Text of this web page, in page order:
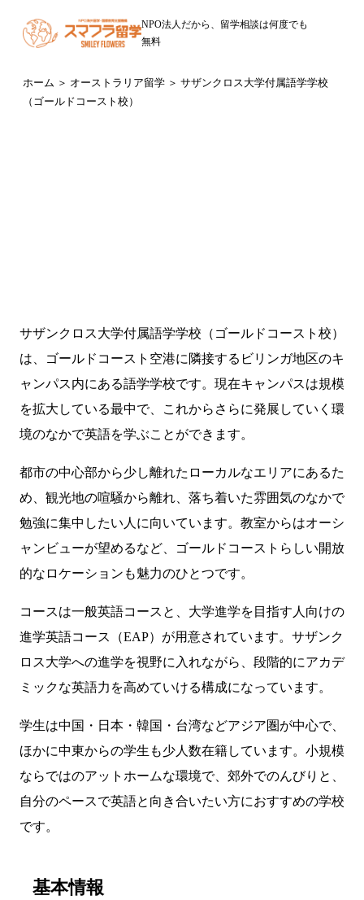
NPO法人だから、留学相談は何度でも
無料
ホーム ＞ オーストラリア留学 ＞ サザンクロス大学付属語学学校
（ゴールドコースト校）
サザンクロス大学付属語学学校（ゴールドコースト校）
は、ゴールドコースト空港に隣接するビリンガ地区のキ
ャンパス内にある語学学校です。現在キャンパスは規模
を拡大している最中で、これからさらに発展していく環
境のなかで英語を学ぶことができます。
都市の中心部から少し離れたローカルなエリアにあるた
め、観光地の喧騒から離れ、落ち着いた雰囲気のなかで
勉強に集中したい人に向いています。教室からはオーシ
ャンビューが望めるなど、ゴールドコーストらしい開放
的なロケーションも魅力のひとつです。
コースは一般英語コースと、大学進学を目指す人向けの
進学英語コース（EAP）が用意されています。サザンク
ロス大学への進学を視野に入れながら、段階的にアカデ
ミックな英語力を高めていける構成になっています。
学生は中国・日本・韓国・台湾などアジア圏が中心で、
ほかに中東からの学生も少人数在籍しています。小規模
ならではのアットホームな環境で、郊外でのんびりと、
自分のペースで英語と向き合いたい方におすすめの学校
です。
基本情報